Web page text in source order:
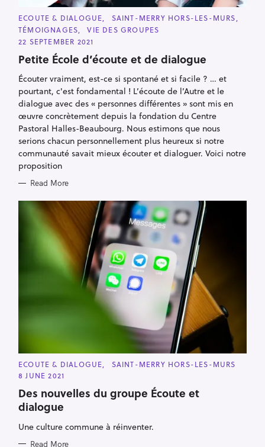
C
A
T
E
O
R
E
ECOUTE & DIALOGUE
SAINT-MERRY HORS-LES-MURS
TÉMOIGNAGES
VIE DES GROUPES
22 SEPTEMBER 2021
Petite École d’écoute et de dialogue
Écouter vraiment, est-ce si spontané et si facile ? … et
pourtant, c'est fondamental ! L’écoute de l’Autre et le
dialogue avec des « personnes différentes » sont mis en
œuvre concrètement depuis la fondation du Centre
Pastoral Halles-Beaubourg. Nous estimons que nous
serions chacun personnellement plus heureux si notre
communauté savait mieux écouter et dialoguer. Voici notre
proposition
Read More
C
T
G
O
R
E
S
ECOUTE & DIALOGUE
SAINT-MERRY HORS-LES-MURS
8 JUNE 2021
Des nouvelles du groupe Écoute et
dialogue
Une culture commune à réinventer.
Read More
S
e
a
r
c
h
f
o
r